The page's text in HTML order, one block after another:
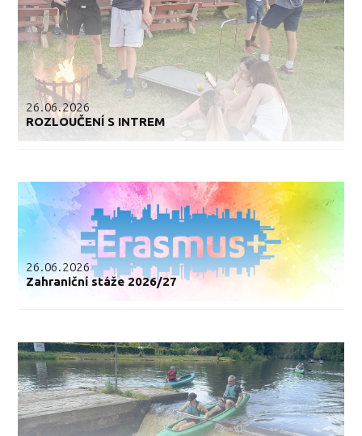
26.06.2026
ROZLOUČENÍ S INTREM
26.06.2026
Zahraniční stáže 2026/27